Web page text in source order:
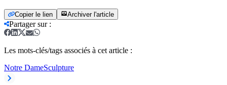
Copier le lien Archiver l'article
Partager sur:
Les mots-clés/tags associés à cet article :
Notre DameSculpture